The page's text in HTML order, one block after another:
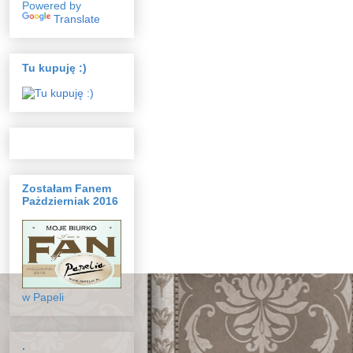
Powered by
Translate
Tu kupuję :)
Zostałam Fanem
Pażdzierniak 2016
w Papeli
.